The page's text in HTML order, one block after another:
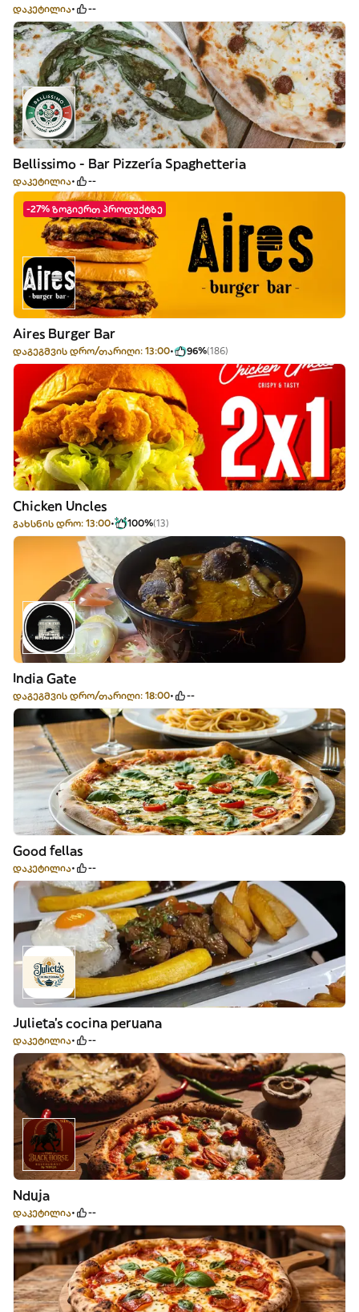
დაკეტილია --
Bellissimo - Bar Pizzería Spaghetteria
დაკეტილია --
-27% ზოგიერთ პროდუქტზე
Aires Burger Bar
დაგეგმვის დრო/თარიღი: 13:00 96%(186)
Chicken Uncles
გახსნის დრო: 13:00 100%(13)
India Gate
დაგეგმვის დრო/თარიღი: 18:00 --
Good fellas
დაკეტილია --
Julieta’s cocina peruana
დაკეტილია --
Nduja
დაკეტილია --